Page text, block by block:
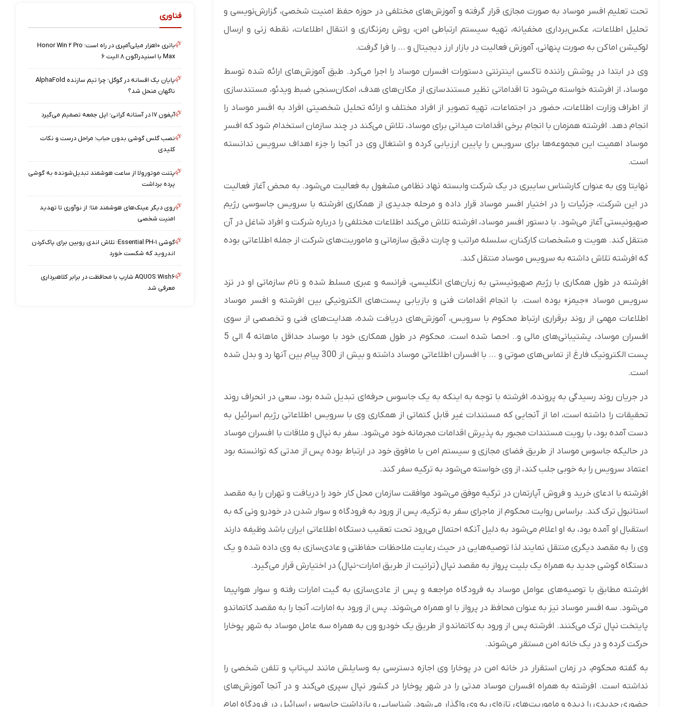
تحت تعلیم افسر موساد به صورت مجازی قرار گرفته و آموزش‌های مختلفی در حوزه حفظ امنیت شخصی، گزارش‌نویسی و
تحلیل اطلاعات، عکس‌برداری مخفیانه، تهیه سیستم ارتباطی امن، روش رمزنگاری و انتقال اطلاعات، نقطه زنی و ارسال
لوکیشن اماکن به صورت پنهانی، آموزش فعالیت در بازار ارز دیجیتال و ... را فرا گرفت.
وی در ابتدا در پوشش راننده تاکسی اینترنتی دستورات افسران موساد را اجرا می‌کرد. طبق آموزش‌های ارائه شده توسط
موساد، از افرشته خواسته می‌شود تا اقداماتی نظیر مستندسازی از مکان‌های هدف، امکان‌سنجی ضبط ویدئو، مستندسازی
از اطراف وزارت اطلاعات، حضور در اجتماعات، تهیه تصویر از افراد مختلف و ارائه تحلیل شخصیتی افراد به افسر موساد را
انجام دهد. افرشته همزمان با انجام برخی اقدامات میدانی برای موساد، تلاش می‌کند در چند سازمان استخدام شود که افسر
موساد اهمیت این مجموعه‌ها برای سرویس را پایین ارزیابی کرده و اشتغال وی در آنجا را جزء اهداف سرویس ندانسته
است.
نهایتا وی به عنوان کارشناس سایبری در یک شرکت وابسته نهاد نظامی مشغول به فعالیت می‌شود. به محض آغاز فعالیت
در این شرکت، جزئیات را در اختیار افسر موساد قرار داده و مرحله جدیدی از همکاری افرشته با سرویس جاسوسی رژیم
صهیونیستی آغاز می‌شود. با دستور افسر موساد، افرشته تلاش می‌کند اطلاعات مختلفی را درباره شرکت و افراد شاغل در آن
منتقل کند. هویت و مشخصات کارکنان، سلسله مراتب و چارت دقیق سازمانی و ماموریت‌های شرکت از جمله اطلاعاتی بوده
که افرشته تلاش داشته به سرویس موساد منتقل کند.
افرشته در طول همکاری با رژیم صهیونیستی به زبان‌های انگلیسی، فرانسه و عبری مسلط شده و نام سازمانی او در نزد
سرویس موساد «جیمز» بوده است. با انجام اقدامات فنی و بازیابی پست‌های الکترونیکی بین افرشته و افسر موساد
اطلاعات مهمی از روند برقراری ارتباط محکوم با سرویس، آموزش‌های دریافت شده، هدایت‌های فنی و تخصصی از سوی
افسران موساد، پشتیبانی‌های مالی و.. احصا شده است. محکوم در طول همکاری خود با موساد حداقل ماهانه 4 الی 5
پست الکترونیک فارغ از تماس‌های صوتی و ... با افسران اطلاعاتی موساد داشته و بیش از 300 پیام بین آنها رد و بدل شده
است.
در جریان روند رسیدگی به پرونده، افرشته با توجه به اینکه به یک جاسوس حرفه‌ای تبدیل شده بود، سعی در انحراف روند
تحقیقات را داشته است، اما از آنجایی که مستندات غیر قابل کتمانی از همکاری وی با سرویس اطلاعاتی رژیم اسرائیل به
دست آمده بود، با رویت مستندات مجبور به پذیرش اقدامات مجرمانه خود می‌شود. سفر به نپال و ملاقات با افسران موساد
در حالیکه جاسوس موساد از طریق فضای مجازی و سیستم امن با مافوق خود در ارتباط بوده پس از مدتی که توانسته بود
اعتماد سرویس را به خوبی جلب کند، از وی خواسته می‌شود به ترکیه سفر کند.
افرشته با ادعای خرید و فروش آپارتمان در ترکیه موفق می‌شود موافقت سازمان محل کار خود را دریافت و تهران را به مقصد
استانبول ترک کند. براساس روایت محکوم از ماجرای سفر به ترکیه، پس از ورود به فرودگاه و سوار شدن در خودرو ونی که به
استقبال او آمده بود، به او اعلام می‌شود به دلیل آنکه احتمال می‌رود تحت تعقیب دستگاه اطلاعاتی ایران باشد وظیفه دارند
وی را به مقصد دیگری منتقل نمایند لذا توصیه‌هایی در حیث رعایت ملاحظات حفاظتی و عادی‌سازی به وی داده شده و یک
دستگاه گوشی جدید به همراه یک بلیت پرواز به مقصد نپال (ترانیت از طریق امارات-نپال) در اختیارش قرار می‌گیرد.
افرشته مطابق با توصیه‌های عوامل موساد به فرودگاه مراجعه و پس از عادی‌سازی به گیت امارات رفته و سوار هواپیما
می‌شود. سه افسر موساد نیز به عنوان محافظ در پرواز با او همراه می‌شوند. پس از ورود به امارات، آنجا را به مقصد کاتماندو
پایتخت نپال ترک می‌کنند. افرشته پس از ورود به کاتماندو از طریق یک خودرو ون به همراه سه عامل موساد به شهر پوخارا
حرکت کرده و در یک خانه امن مستقر می‌شوند.
به گفته محکوم، در زمان استقرار در خانه امن در پوخارا وی اجازه دسترسی به وسایلش مانند لپ‌تاپ و تلفن شخصی را
نداشته است. افرشته به همراه افسران موساد مدتی را در شهر پوخارا در کشور نپال سپری می‌کند و در آنجا آموزش‌های
حضوری جدیدی را دیده و ماموریت‌های تازه‌ای به وی واگذار می‌شود. شناسایی و بازداشت جاسوس اسرائیل در فرودگاه امام
فناوری
باتری ۱۰هزار میلی‌آمپری در راه است؛ Honor Win ۲ Pro
Max با اسنپدراگون ۸ الیت ۶
پایان یک افسانه در گوگل؛ چرا تیم سازنده AlphaFold
ناگهان منحل شد؟
آیفون ۱۷ در آستانه گرانی؛ اپل جمعه تصمیم می‌گیرد
نصب گلس گوشی بدون حباب؛ مراحل درست و نکات
کلیدی
پتنت موتورولا از ساعت هوشمند تبدیل‌شونده به گوشی
پرده برداشت
روی دیگر عینک‌های هوشمند متا؛ از نوآوری تا تهدید
امنیت شخصی
گوشی Essential PH-۱؛ تلاش اندی روبین برای پاک‌کردن
اندروید که شکست خورد
AQUOS Wish۶ شارپ با محافظت در برابر کلاهبرداری
معرفی شد